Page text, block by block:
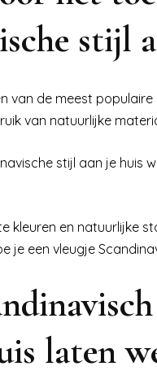
stijl
van de meest
van natuurlijke
stijl aan je huis
kleuren en natuurlijke
je een vleugje
laten